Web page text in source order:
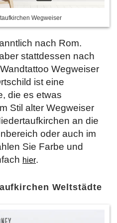
Wegweiser
nach Rom.
stattdessen nach
Wegweiser
ist eine
die es etwas
Stil alter Wegweiser
an die
oder auch im
Sie Farbe und
hier.
Weltstädte